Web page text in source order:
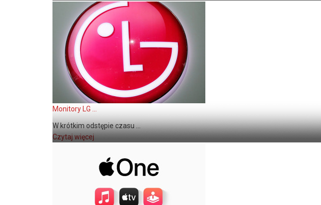
Monitory LG ...
W krótkim odstępie czasu ...
Czytaj więcej